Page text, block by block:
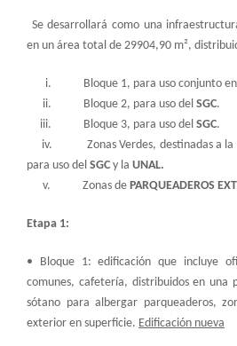
Se desarrollará como una
en un área total de 29904,90 m²,
i. Bloque 1, para uso conjunto
ii. Bloque 2, para uso del SGC.
iii. Bloque 3, para uso del SGC.
iv. Zonas Verdes, destinadas a la
para uso del SGC y la UNAL.
v. Zonas de PARQUEADEROS
Etapa 1:
• Bloque 1: edificación que incluye
comunes, cafetería, distribuidos en una
sótano para albergar parqueaderos,
exterior en superficie. Edificación nueva